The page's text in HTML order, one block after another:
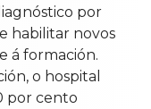
por
habilitar novos
á formación.
o hospital
por cento